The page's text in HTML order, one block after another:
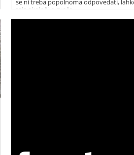
se ni treba popolnoma odpovedati,
raje ekološko svečo.